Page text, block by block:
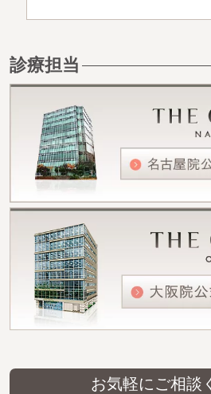
診療担当
お気軽にご相談